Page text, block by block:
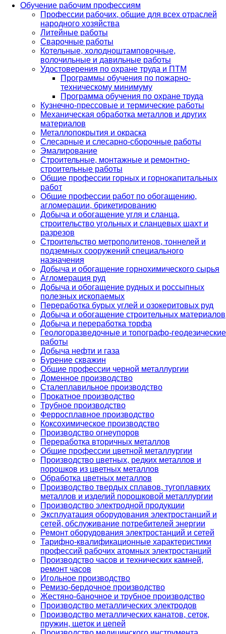
Обучение рабочим профессиям
Профессии рабочих, общие для всех отраслей
народного хозяйства
Литейные работы
Сварочные работы
Котельные, холодноштамповочные,
волочильные и давильные работы
Удостоверения по охране труда и ПТМ
Программы обучения по пожарно-
техническому минимуму
Программа обучения по охране труда
Кузнечно-прессовые и термические работы
Механическая обработка металлов и других
материалов
Металлопокрытия и окраска
Слесарные и слесарно-сборочные работы
Эмалирование
Строительные, монтажные и ремонтно-
строительные работы
Общие профессии горных и горнокапитальных
работ
Общие профессии работ по обогащению,
агломерации, брикетированию
Добыча и обогащение угля и сланца,
строительство угольных и сланцевых шахт и
разрезов
Строительство метрополитенов, тоннелей и
подземных сооружений специального
назначения
Добыча и обогащение горнохимического сырья
Агломерация руд
Добыча и обогащение рудных и россыпных
полезных ископаемых
Переработка бурых углей и озокеритовых руд
Добыча и обогащение строительных материалов
Добыча и переработка торфа
Геологоразведочные и топографо-геодезические
работы
Добыча нефти и газа
Бурение скважин
Общие профессии черной металлургии
Доменное производство
Сталеплавильное производство
Прокатное производство
Трубное производство
Ферросплавное производство
Коксохимическое производство
Производство огнеупоров
Переработка вторичных металлов
Общие профессии цветной металлургии
Производство цветных, редких металлов и
порошков из цветных металлов
Обработка цветных металлов
Производство твердых сплавов, тугоплавких
металлов и изделий порошковой металлургии
Производство электродной продукции
Эксплуатация оборудования электростанций и
сетей, обслуживание потребителей энергии
Ремонт оборудования электростанций и сетей
Тарифно-квалификационные характеристики
профессий рабочих атомных электростанций
Производство часов и технических камней,
ремонт часов
Игольное производство
Ремизо-бердочное производство
Жестяно-баночное и трубное производство
Производство металлических электродов
Производство металлических канатов, сеток,
пружин, щеток и цепей